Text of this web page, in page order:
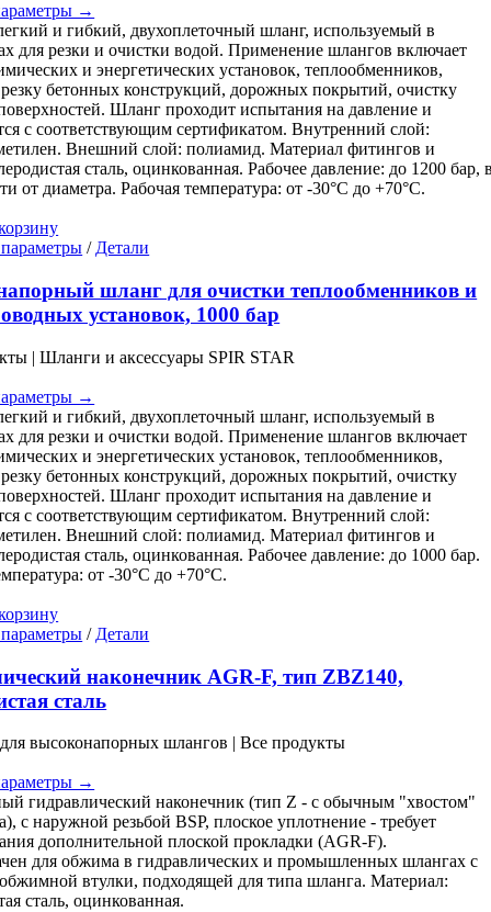
на
странице
товара.
→
и гибкий, двухоплеточный шланг, используемый в
для резки и очистки водой. Применение шлангов включает
и энергетических установок, теплообменников,
бетонных конструкций, дорожных покрытий, очистку
Шланг проходит испытания на давление и
с соответствующим сертификатом. Внутренний слой:
Внешний слой: полиамид. Материал фитингов и
сталь, оцинкованная. Рабочее давление: до 1200 бар,
от диаметра. Рабочая температура: от -30°C до +70°C.
Этот
имеет
несколько
вариаций.
можно
на
странице
товара.
/ Детали
шланг для очистки теплообменников и
установок, 1000 бар
| Шланги и аксессуары SPIR STAR
→
и гибкий, двухоплеточный шланг, используемый в
для резки и очистки водой. Применение шлангов включает
и энергетических установок, теплообменников,
бетонных конструкций, дорожных покрытий, очистку
Шланг проходит испытания на давление и
с соответствующим сертификатом. Внутренний слой:
Внешний слой: полиамид. Материал фитингов и
сталь, оцинкованная. Рабочее давление: до 1000 бар.
от -30°C до +70°C.
Этот
имеет
несколько
вариаций.
можно
на
странице
товара.
/ Детали
наконечник AGR-F, тип ZBZ140,
сталь
высоконапорных шлангов | Все продукты
→
гидравлический наконечник (тип Z - с обычным "хвостом"
с наружной резьбой BSP, плоское уплотнение - требует
дополнительной плоской прокладки (AGR-F).
для обжима в гидравлических и промышленных шлангах с
втулки, подходящей для типа шланга. Материал:
сталь, оцинкованная.